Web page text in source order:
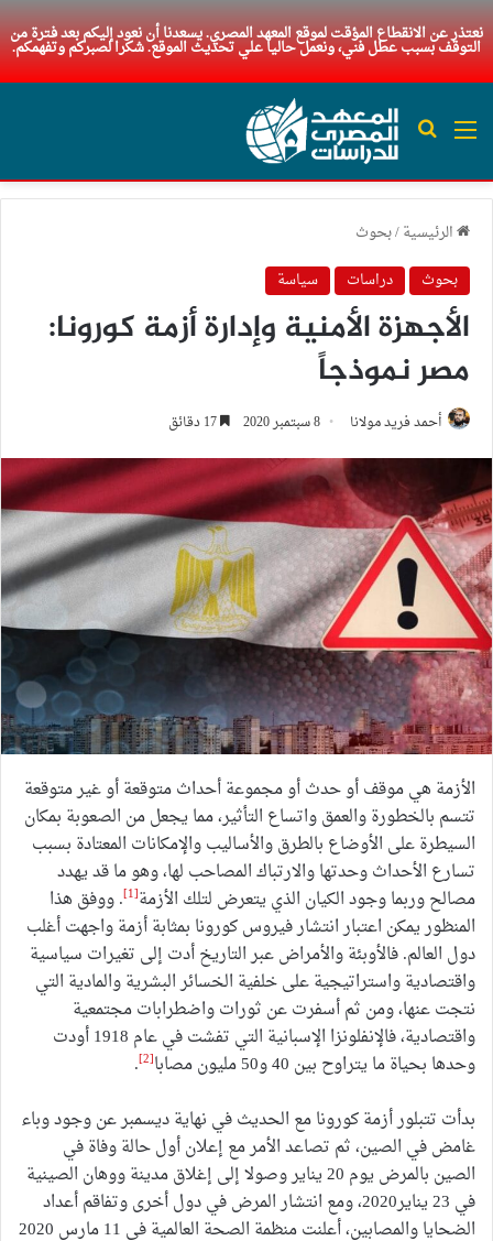
نعتذر عن الانقطاع المؤقت لموقع المعهد المصري. يسعدنا أن نعود إليكم بعد فترة من
التوقف بسبب عطل فني، ونعمل حاليا علي تحديث الموقع. شكرا لصبركم وتفهمكم.
القائمة بحث عن
الرئيسية/بحوث
بحوث
دراسات سياسة
الأجهزة الأمنية وإدارة أزمة كورونا:
مصر نموذجاً
أحمد فريد مولانا 8 سبتمبر 2020
الأزمة هي موقف أو حدث أو مجموعة أحداث متوقعة أو غير متوقعة
تتسم بالخطورة والعمق واتساع التأثير، مما يجعل من الصعوبة بمكان
السيطرة على الأوضاع بالطرق والأساليب والإمكانات المعتادة بسبب
تسارع الأحداث وحدتها والارتباك المصاحب لها، وهو ما قد يهدد
مصالح وربما وجود الكيان الذي يتعرض لتلك الأزمة[1] . ووفق هذا
المنظور يمكن اعتبار انتشار فيروس كورونا بمثابة أزمة واجهت أغلب
دول العالم. فالأوبئة والأمراض عبر التاريخ أدت إلى تغيرات سياسية
واقتصادية واستراتيجية على خلفية الخسائر البشرية والمادية التي
نتجت عنها، ومن ثم أسفرت عن ثورات واضطرابات مجتمعية
واقتصادية، فالإنفلونزا الإسبانية التي تفشت في عام 1918 أودت
وحدها بحياة ما يتراوح بين 40 و50 مليون مصابا
[2]
.
بدأت تتبلور أزمة كورونا مع الحديث في نهاية ديسمبر عن وجود وباء
غامض في الصين، ثم تصاعد الأمر مع إعلان أول حالة وفاة في
الصين بالمرض يوم 20 يناير وصولا إلى إغلاق مدينة ووهان الصينية
في 23 يناير2020، ومع انتشار المرض في دول أخرى وتفاقم أعداد
الضحايا والمصابين، أعلنت منظمة الصحة العالمية في 11 مارس 2020